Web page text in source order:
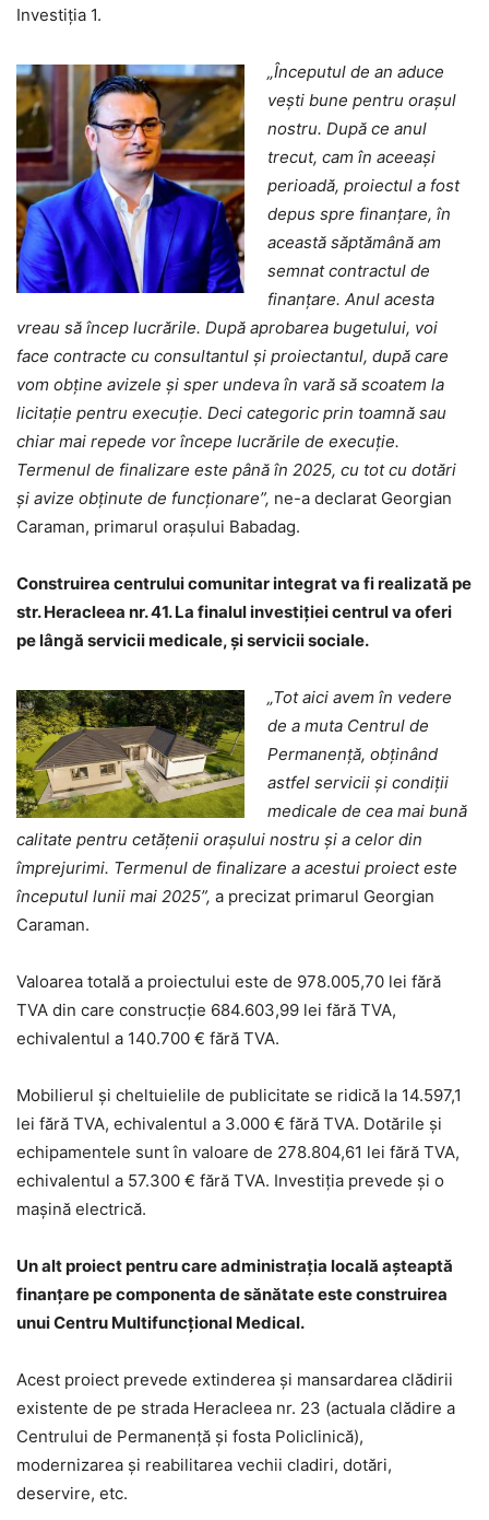
Investiția 1.
„Începutul de an aduce
vești bune pentru orașul
nostru. După ce anul
trecut, cam în aceeași
perioadă, proiectul a fost
depus spre finanțare, în
această săptămână am
semnat contractul de
finanțare. Anul acesta
vreau să încep lucrările. După aprobarea bugetului, voi
face contracte cu consultantul și proiectantul, după care
vom obține avizele și sper undeva în vară să scoatem la
licitație pentru execuție. Deci categoric prin toamnă sau
chiar mai repede vor începe lucrările de execuție.
Termenul de finalizare este până în 2025, cu tot cu dotări
și avize obținute de funcționare”, ne-a declarat Georgian
Caraman, primarul orașului Babadag.
Construirea centrului comunitar integrat va fi realizată pe
str. Heracleea nr. 41. La finalul investiției centrul va oferi
pe lângă servicii medicale, și servicii sociale.
„Tot aici avem în vedere
de a muta Centrul de
Permanență, obținând
astfel servicii și condiții
medicale de cea mai bună
calitate pentru cetățenii orașului nostru și a celor din
împrejurimi. Termenul de finalizare a acestui proiect este
începutul lunii mai 2025”, a precizat primarul Georgian
Caraman.
Valoarea totală a proiectului este de 978.005,70 lei fără
TVA din care construcție 684.603,99 lei fără TVA,
echivalentul a 140.700 € fără TVA.
Mobilierul și cheltuielile de publicitate se ridică la 14.597,1
lei fără TVA, echivalentul a 3.000 € fără TVA. Dotările și
echipamentele sunt în valoare de 278.804,61 lei fără TVA,
echivalentul a 57.300 € fără TVA. Investiția prevede și o
mașină electrică.
Un alt proiect pentru care administrația locală așteaptă
finanțare pe componenta de sănătate este construirea
unui Centru Multifuncțional Medical.
Acest proiect prevede extinderea și mansardarea clădirii
existente de pe strada Heracleea nr. 23 (actuala clădire a
Centrului de Permanență și fosta Policlinică),
modernizarea și reabilitarea vechii cladiri, dotări,
deservire, etc.